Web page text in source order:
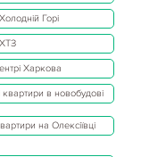
Горі
Харкова
квартири в новобудові
на Олексіївці